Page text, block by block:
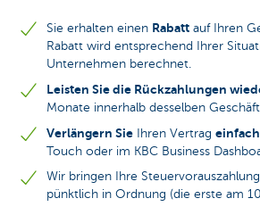
Sie erhalten einen Rabatt auf Ihren
Rabatt wird entsprechend Ihrer
Unternehmen berechnet.
Leisten Sie die Rückzahlungen
Monate innerhalb desselben
Verlängern Sie Ihren Vertrag einfach
Touch oder im KBC Business
Wir bringen Ihre
pünktlich in Ordnung (die erste am